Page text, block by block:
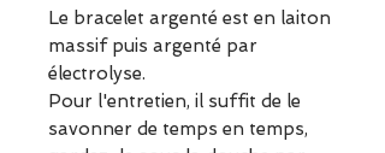
Le bracelet argenté est en laiton
massif puis argenté par
électrolyse.
Pour l'entretien, il suffit de le
savonner de temps en temps,